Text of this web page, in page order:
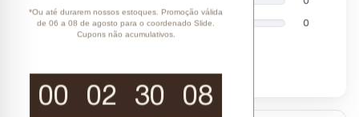
*Ou até durarem nossos estoques. Promoção válida
de 06 a 08 de agosto para o coordenado Slide.
Cupons não acumulativos.
00 02 30 07